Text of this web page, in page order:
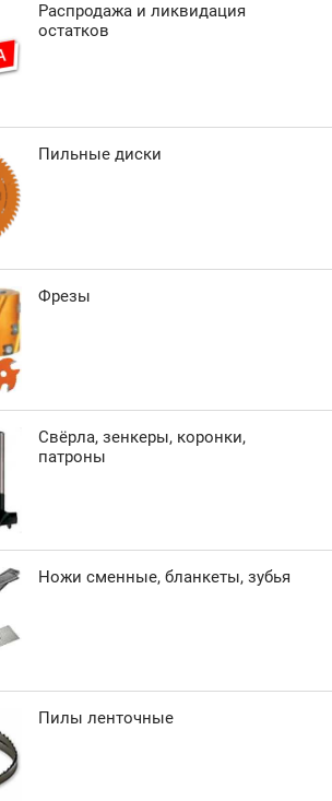
Распродажа и ликвидация
остатков
Пильные диски
Фрезы
Свёрла, зенкеры, коронки,
патроны
Ножи сменные, бланкеты, зубья
Пилы ленточные